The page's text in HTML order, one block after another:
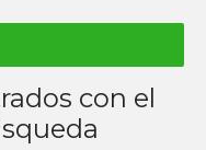
con el